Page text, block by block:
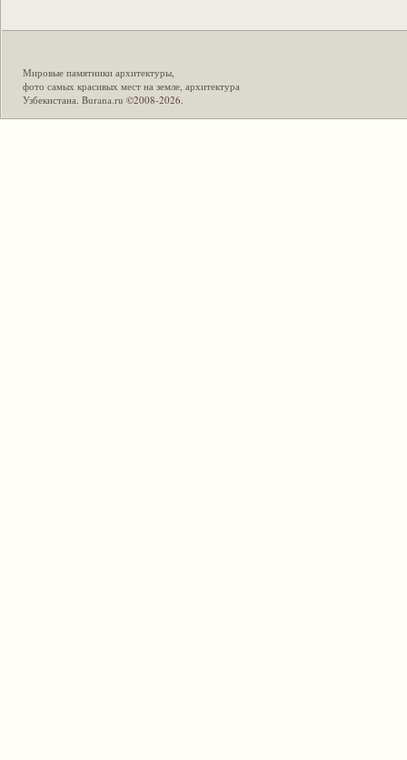
Мировые памятники архитектуры,
фото самых красивых мест на земле, архитектура
Узбекистана. Burana.ru ©2008-2026.